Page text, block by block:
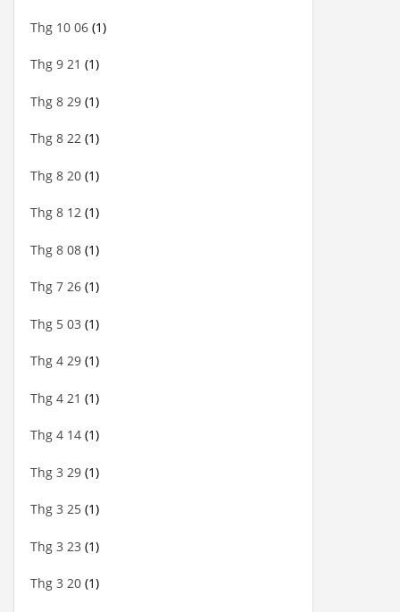
Thg 10 06 (1)
Thg 9 21 (1)
Thg 8 29 (1)
Thg 8 22 (1)
Thg 8 20 (1)
Thg 8 12 (1)
Thg 8 08 (1)
Thg 7 26 (1)
Thg 5 03 (1)
Thg 4 29 (1)
Thg 4 21 (1)
Thg 4 14 (1)
Thg 3 29 (1)
Thg 3 25 (1)
Thg 3 23 (1)
Thg 3 20 (1)